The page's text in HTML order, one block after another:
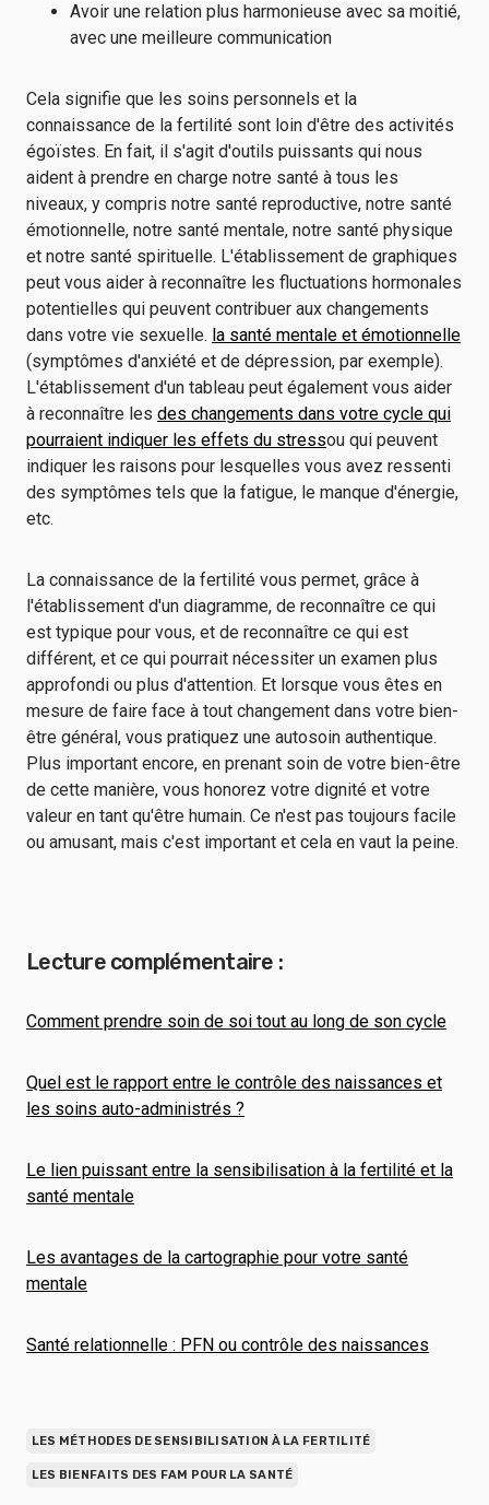
Avoir une relation plus harmonieuse avec sa moitié,
avec une meilleure communication
Cela signifie que les soins personnels et la
connaissance de la fertilité sont loin d'être des activités
égoïstes. En fait, il s'agit d'outils puissants qui nous
aident à prendre en charge notre santé à tous les
niveaux, y compris notre santé reproductive, notre santé
émotionnelle, notre santé mentale, notre santé physique
et notre santé spirituelle. L'établissement de graphiques
peut vous aider à reconnaître les fluctuations hormonales
potentielles qui peuvent contribuer aux changements
dans votre vie sexuelle. la santé mentale et émotionnelle
(symptômes d'anxiété et de dépression, par exemple).
L'établissement d'un tableau peut également vous aider
à reconnaître les des changements dans votre cycle qui
pourraient indiquer les effets du stressou qui peuvent
indiquer les raisons pour lesquelles vous avez ressenti
des symptômes tels que la fatigue, le manque d'énergie,
etc.
La connaissance de la fertilité vous permet, grâce à
l'établissement d'un diagramme, de reconnaître ce qui
est typique pour vous, et de reconnaître ce qui est
différent, et ce qui pourrait nécessiter un examen plus
approfondi ou plus d'attention. Et lorsque vous êtes en
mesure de faire face à tout changement dans votre bien-
être général, vous pratiquez une autosoin authentique.
Plus important encore, en prenant soin de votre bien-être
de cette manière, vous honorez votre dignité et votre
valeur en tant qu'être humain. Ce n'est pas toujours facile
ou amusant, mais c'est important et cela en vaut la peine.
Lecture complémentaire :
Comment prendre soin de soi tout au long de son cycle
Quel est le rapport entre le contrôle des naissances et
les soins auto-administrés ?
Le lien puissant entre la sensibilisation à la fertilité et la
santé mentale
Les avantages de la cartographie pour votre santé
mentale
Santé relationnelle : PFN ou contrôle des naissances
LES MÉTHODES DE SENSIBILISATION À LA FERTILITÉ
LES BIENFAITS DES FAM POUR LA SANTÉ